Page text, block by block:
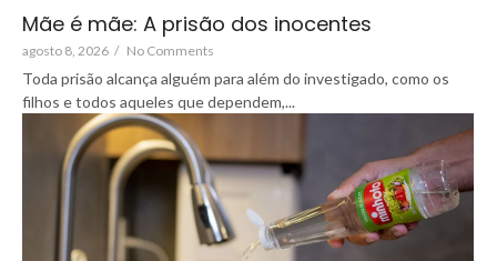
Mãe é mãe: A prisão dos inocentes
agosto 8, 2026 / No Comments
Toda prisão alcança alguém para além do investigado, como os
filhos e todos aqueles que dependem,...